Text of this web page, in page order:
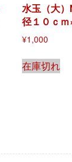
水玉（大
径１０ｃ
¥1,000
在庫切れ